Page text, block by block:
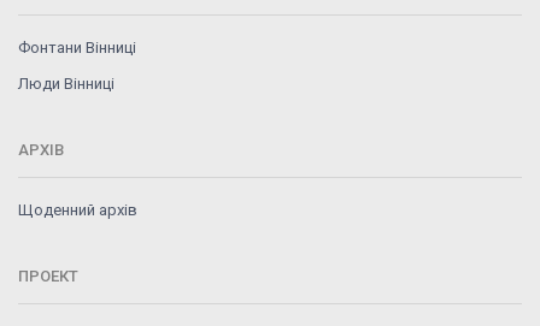
Фонтани Вінниці
Люди Вінниці
АРХІВ
Щоденний архів
ПРОЕКТ